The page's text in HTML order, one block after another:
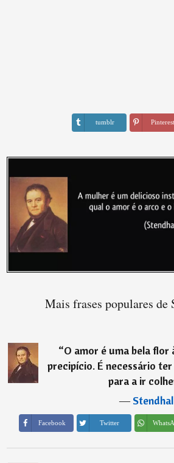
tumblr Pinterest
Mais frases populares de
“O amor é uma bela flor
precipício. É necessário
para a ir
―Stendhal
Facebook Twitter